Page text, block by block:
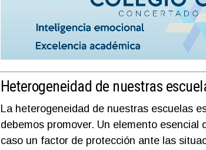
Heterogeneidad de nuestras
La heterogeneidad de nuestras escuelas
debemos promover. Un elemento
caso un factor de protección ante las